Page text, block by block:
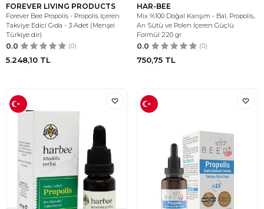
FOREVER LIVING PRODUCTS
Forever Bee Propolis - Propolis Içeren
Takviye Edici Gıda - 3 Adet (Menşei
Türkiye dir)
0.0 (0)
5.248,10 TL
HAR-BEE
Mix %100 Doğal Karışım - Bal, Propolis,
Arı Sütü ve Polen İçeren Güçlü
Formül 220 gr
0.0 (0)
750,75 TL